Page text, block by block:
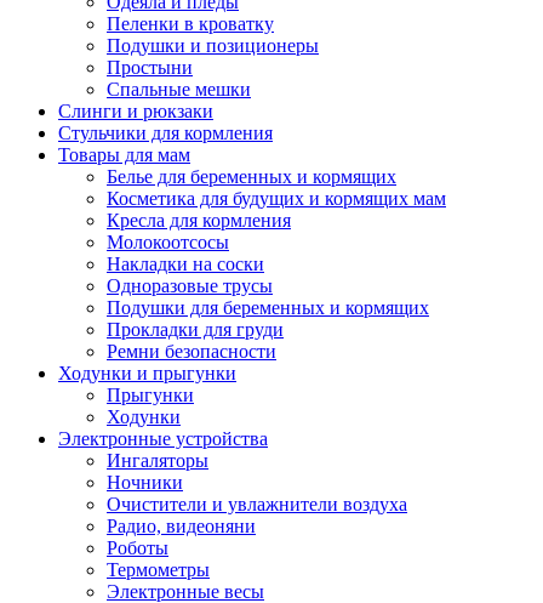
Пеленки в кроватку
Подушки и позиционеры
Простыни
Спальные мешки
Слинги и рюкзаки
Стульчики для кормления
Товары для мам
Белье для беременных и кормящих
Косметика для будущих и кормящих мам
Кресла для кормления
Молокоотсосы
Накладки на соски
Одноразовые трусы
Подушки для беременных и кормящих
Прокладки для груди
Ремни безопасности
Ходунки и прыгунки
Прыгунки
Ходунки
Электронные устройства
Ингаляторы
Ночники
Очистители и увлажнители воздуха
Радио, видеоняни
Роботы
Термометры
Электронные весы